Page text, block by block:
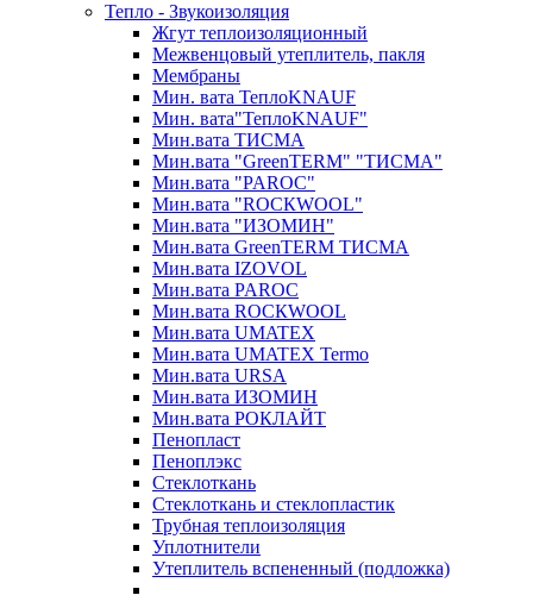
Тепло - Звукоизоляция
Жгут теплоизоляционный
Межвенцовый утеплитель, пакля
Мембраны
Мин. вата ТеплоKNAUF
Мин. вата"ТеплоKNAUF"
Мин.вата ТИСМА
Мин.вата "GreenTERM" "ТИСМА"
Мин.вата "PAROC"
Мин.вата "ROCКWOOL"
Мин.вата "ИЗОМИН"
Мин.вата GreenTERM ТИСМА
Мин.вата IZOVOL
Мин.вата PAROC
Мин.вата ROCКWOOL
Мин.вата UMATEX
Мин.вата UMATEX Termo
Мин.вата URSA
Мин.вата ИЗОМИН
Мин.вата РОКЛАЙТ
Пенопласт
Пеноплэкс
Стеклоткань
Стеклоткань и стеклопластик
Трубная теплоизоляция
Уплотнители
Утеплитель вспененный (подложка)